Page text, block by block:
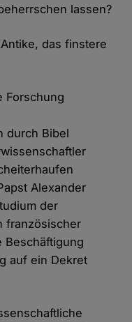
lassen?
das finstere
Forschung
durch Bibel
Alexander
der
französischer
Beschäftigung
auf ein Dekret